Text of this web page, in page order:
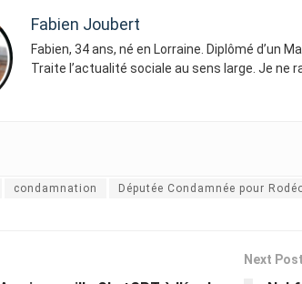
Fabien Joubert
Fabien, 34 ans, né en Lorraine. Diplômé d’un
Traite l’actualité sociale au sens large. Je ne
condamnation Députée Condamnée pour
Next Post